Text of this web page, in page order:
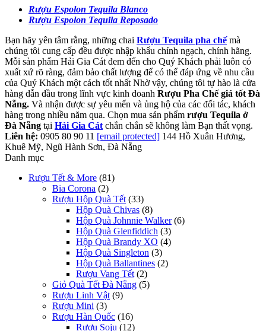
Rượu Espolon Tequila Blanco
Rượu Espolon Tequila Reposado
Bạn hãy yên tâm rằng, những chai Rượu Tequila pha chếmà
chúng tôi cung cấp đều được nhập khẩu chính ngạch, chính hãng.
Mỗi sản phẩm Hải Gia Cát đem đến cho Quý Khách phải luôn có
xuất xứ rõ ràng, đảm bảo chất lượng để có thể đáp ứng về nhu cầu
của Quý Khách một cách tốt nhất Nhờ vậy, chúng tôi tự hào là cửa
hàng dẫn đầu trong lĩnh vực kinh doanh Rượu Pha Chế giá tốt Đà
Nẵng. Và nhận được sự yêu mến và ủng hộ của các đối tác, khách
hàng trong nhiều năm qua. Chọn mua sản phẩm rượu Tequila ở
Đà Nẵng tại Hải Gia Cát chắn chắn sẽ không làm Bạn thất vọng.
Liên hệ: 0905 80 90 11 [email protected] 144 Hồ Xuân Hương,
Khuê Mỹ, Ngũ Hành Sơn, Đà Nẵng
Danh mục
Rượu Tết & More (81)
Bia Corona (2)
Rượu Hộp Quà Tết (33)
Hộp Quà Chivas (8)
Hộp Quà Johnnie Walker (6)
Hộp Quà Glenfiddich (3)
Hộp Quà Brandy XO (4)
Hộp Quà Singleton (3)
Hộp Quà Ballantines (2)
Rượu Vang Tết (2)
Giỏ Quà Tết Đà Nẵng (5)
Rượu Linh Vật (9)
Rượu Mini (3)
Rượu Hàn Quốc (16)
Rượu Soju (12)